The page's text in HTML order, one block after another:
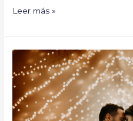
Leer más »
y
Orlando
#YaSeHanCasado